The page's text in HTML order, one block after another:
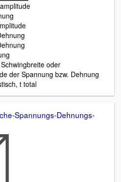
Schwingbreite oder
der Spannung bzw. Dehnung
t total
Spannungs-Dehnungs-